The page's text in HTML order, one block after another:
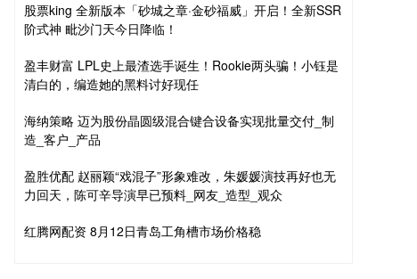
股票king 全新版本「砂城之章·金砂福威」开启！全新SSR
阶式神 毗沙门天今日降临！
盈丰财富 LPL史上最渣选手诞生！Rookie两头骗！小钰是
清白的，编造她的黑料讨好现任
海纳策略 迈为股份晶圆级混合键合设备实现批量交付_制
造_客户_产品
盈胜优配 赵丽颖“戏混子”形象难改，朱媛媛演技再好也无
力回天，陈可辛导演早已预料_网友_造型_观众
红腾网配资 8月12日青岛工角槽市场价格稳